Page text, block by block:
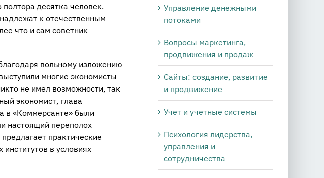
десятка человек.
к отечественным
что и сам советник
вольному изложению
многие экономисты
не имел возможности, так
экономист, глава
в «Коммерсанте» были
настоящий переполох
практические
в условиях
Управление денежными
потоками
Вопросы маркетинга,
продвижения и продаж
Сайты: создание, развитие
и продвижение
Учет и учетные системы
Психология лидерства,
управления и
сотрудничества